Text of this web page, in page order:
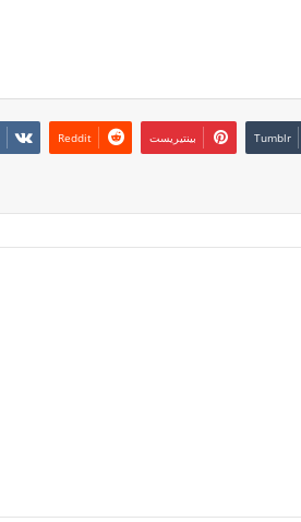
بينتيريست